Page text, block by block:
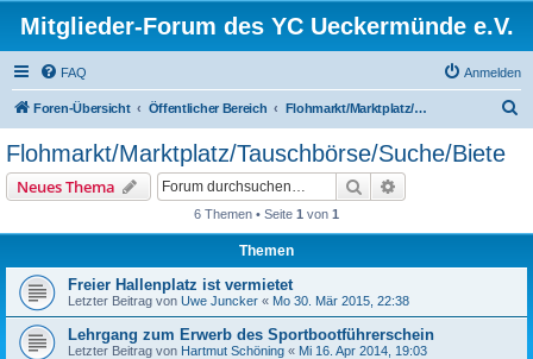
Mitglieder-Forum des YC Ueckermünde e.V.
FAQ Anmelden
Foren-Übersicht Öffentlicher Bereich Flohmarkt/Marktplatz/Tauschbörse/Suche/Biete
Flohmarkt/Marktplatz/Tauschbörse/Suche/Biete
Neues Thema Suche
6 Themen • Seite 1 von 1
Themen
Freier Hallenplatz ist vermietet
Letzter Beitrag von Uwe Juncker « Mo 30. Mär 2015, 22:38
Lehrgang zum Erwerb des Sportbootführerschein
Letzter Beitrag von Hartmut Schöning « Mi 16. Apr 2014, 19:03